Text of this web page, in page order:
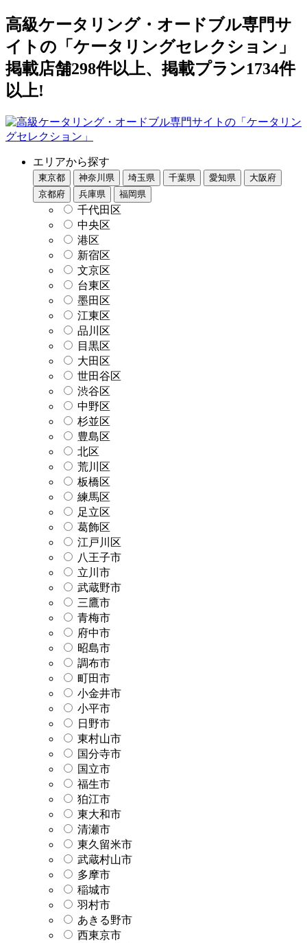
高級ケータリング・オードブル専門サ
イトの「ケータリングセレクション」
掲載店舗298件以上、掲載プラン1734件
以上!
エリアから探す
東京都 神奈川県 埼玉県 千葉県 愛知県
大阪府
京都府
兵庫県 福岡県
千代田区
中央区
港区
新宿区
文京区
台東区
墨田区
江東区
品川区
目黒区
大田区
世田谷区
渋谷区
中野区
杉並区
豊島区
北区
荒川区
板橋区
練馬区
足立区
葛飾区
江戸川区
八王子市
立川市
武蔵野市
三鷹市
青梅市
府中市
昭島市
調布市
町田市
小金井市
小平市
日野市
東村山市
国分寺市
国立市
福生市
狛江市
東大和市
清瀬市
東久留米市
武蔵村山市
多摩市
稲城市
羽村市
あきる野市
西東京市